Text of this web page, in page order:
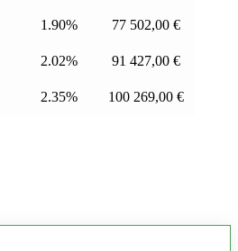
1.90%
77 502,00 €
2.02%
91 427,00 €
2.35% 100 269,00 €